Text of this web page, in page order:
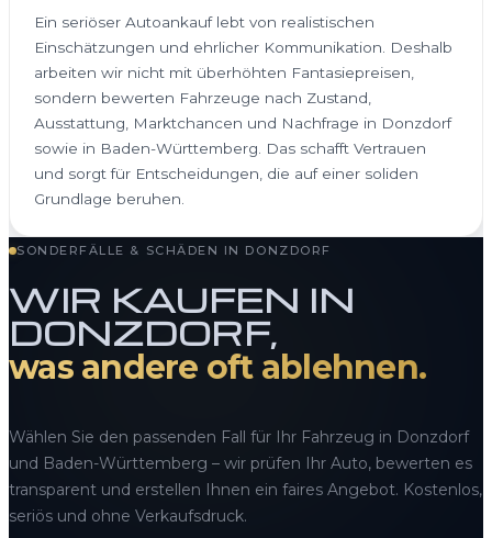
Ein seriöser Autoankauf lebt von realistischen
Einschätzungen und ehrlicher Kommunikation. Deshalb
arbeiten wir nicht mit überhöhten Fantasiepreisen,
sondern bewerten Fahrzeuge nach Zustand,
Ausstattung, Marktchancen und Nachfrage in Donzdorf
sowie in Baden-Württemberg. Das schafft Vertrauen
und sorgt für Entscheidungen, die auf einer soliden
Grundlage beruhen.
SONDERFÄLLE & SCHÄDEN IN DONZDORF
WIR KAUFEN IN
DONZDORF,
was andere oft ablehnen.
Wählen Sie den passenden Fall für Ihr Fahrzeug in Donzdorf
und Baden-Württemberg – wir prüfen Ihr Auto, bewerten es
transparent und erstellen Ihnen ein faires Angebot. Kostenlos,
seriös und ohne Verkaufsdruck.